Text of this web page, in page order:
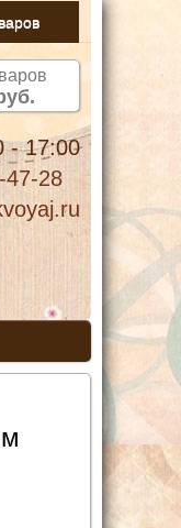
- 17:00
47-28